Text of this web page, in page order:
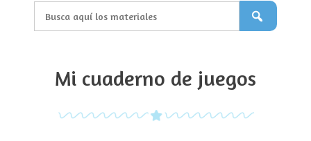
Mi cuaderno de juegos